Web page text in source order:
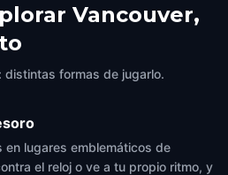
Vancouver,
formas de jugarlo.
en lugares emblemáticos de
el reloj o ve a tu propio ritmo, y